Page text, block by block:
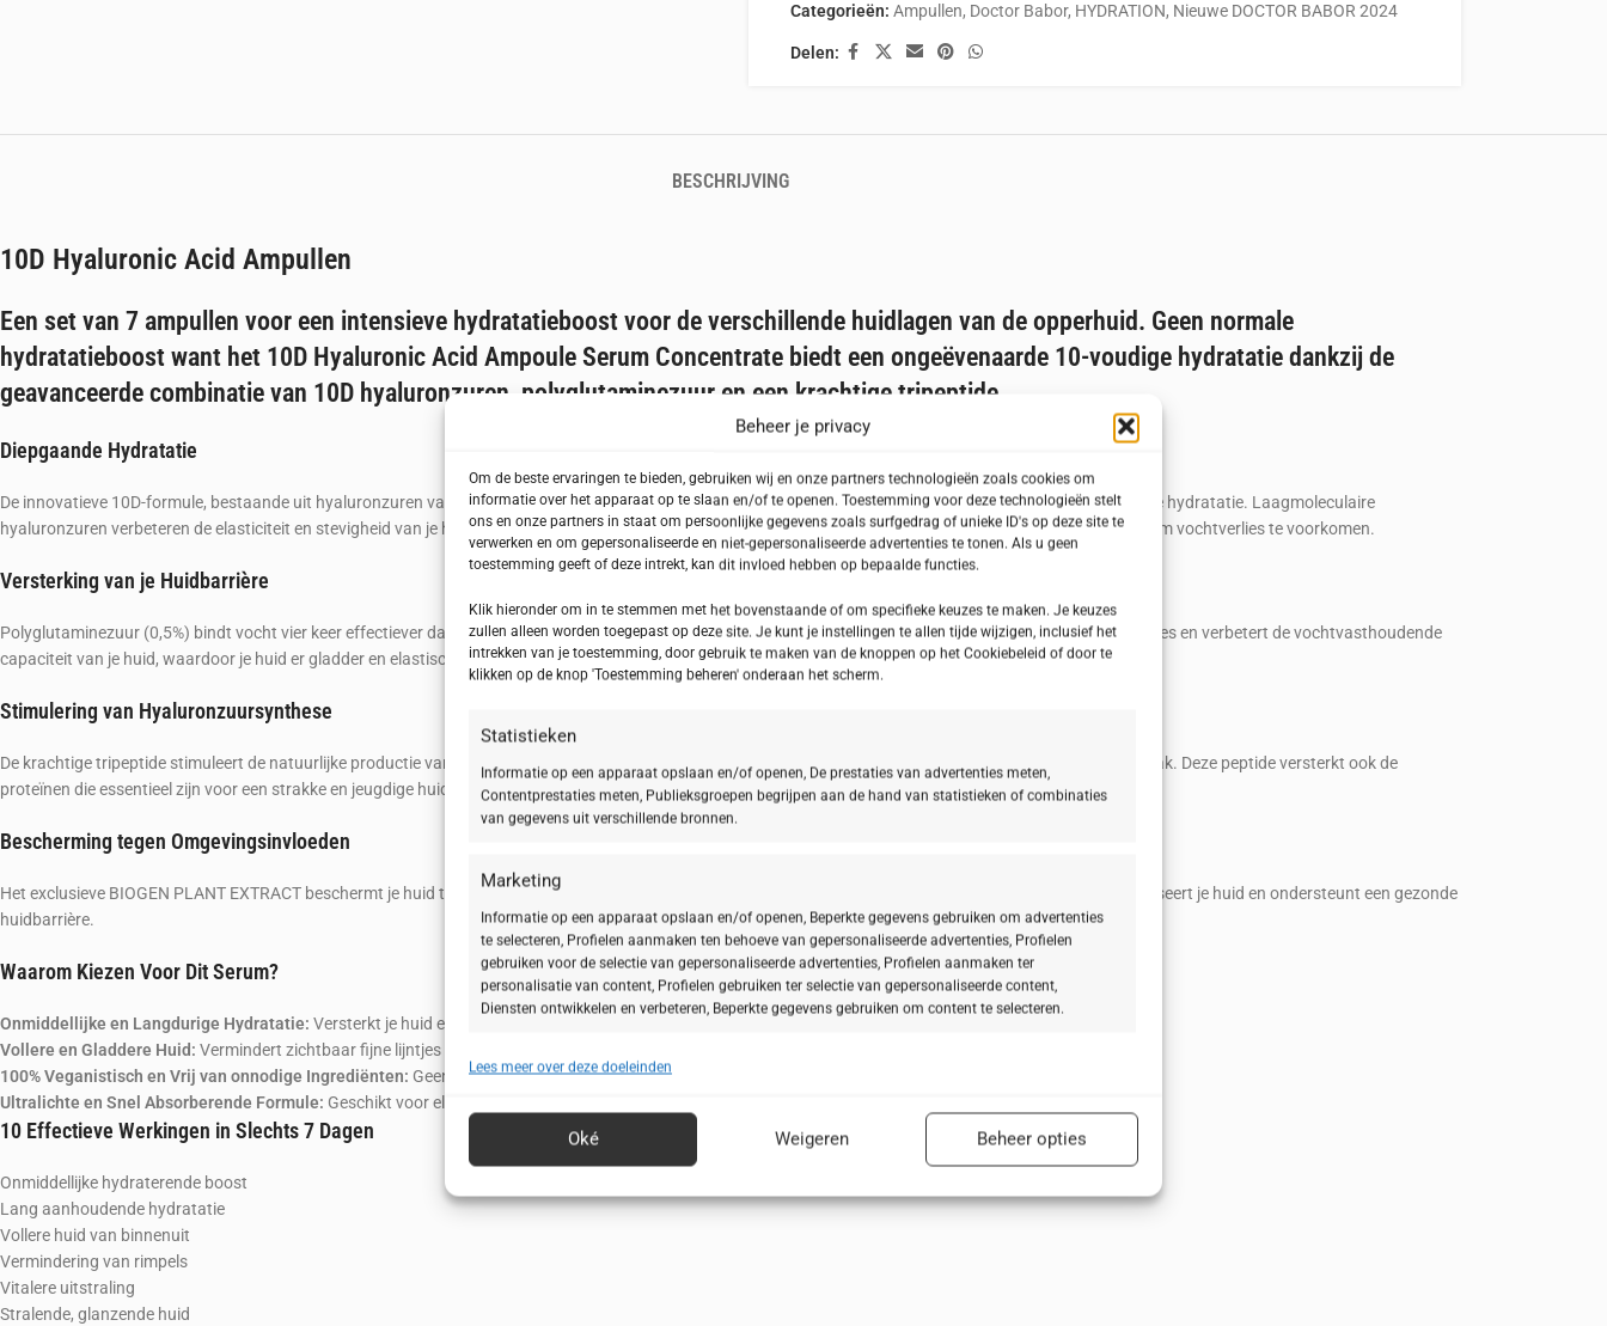
Beheer je privacy
Om de beste ervaringen te bieden, gebruiken wij en onze partners technologieën zoals cookies om
informatie over het apparaat op te slaan en/of te openen. Toestemming voor deze technologieën stelt
ons en onze partners in staat om persoonlijke gegevens zoals surfgedrag of unieke ID's op deze site te
verwerken en om gepersonaliseerde en niet-gepersonaliseerde advertenties te tonen. Als u geen
toestemming geeft of deze intrekt, kan dit invloed hebben op bepaalde functies.
Klik hieronder om in te stemmen met het bovenstaande of om specifieke keuzes te maken. Je keuzes
zullen alleen worden toegepast op deze site. Je kunt je instellingen te allen tijde wijzigen, inclusief het
intrekken van je toestemming, door gebruik te maken van de knoppen op het Cookiebeleid of door te
klikken op de knop 'Toestemming beheren' onderaan het scherm.
Statistieken
Informatie op een apparaat opslaan en/of openen, De prestaties van advertenties meten,
Contentprestaties meten, Publieksgroepen begrijpen aan de hand van statistieken of combinaties
van gegevens uit verschillende bronnen.
Marketing
Informatie op een apparaat opslaan en/of openen, Beperkte gegevens gebruiken om advertenties
te selecteren, Profielen aanmaken ten behoeve van gepersonaliseerde advertenties, Profielen
gebruiken voor de selectie van gepersonaliseerde advertenties, Profielen aanmaken ter
personalisatie van content, Profielen gebruiken ter selectie van gepersonaliseerde content,
Diensten ontwikkelen en verbeteren, Beperkte gegevens gebruiken om content te selecteren.
Toepassingen
Verschillende apparaten linken, Apparaten identificeren op basis van automatisch
Zorg dragen voor beveiliging, fraude voorkomen en detecteren en
Lees meer over deze doeleinden
Oké Weigeren Beheer opties
Categorieën: Ampullen, Doctor Babor, HYDRATION, Nieuwe DOCTOR BABOR 2024
Delen:
BESCHRIJVING
10D Hyaluronic Acid Ampullen
Een set van 7 ampullen voor een intensieve hydratatieboost voor de verschillende huidlagen van de opperhuid. Geen normale
hydratatieboost want het 10D Hyaluronic Acid Ampoule Serum Concentrate biedt een ongeëvenaarde 10-voudige hydratatie dankzij de
geavanceerde combinatie van 10D hyaluronzuren, polyglutaminezuur en een krachtige tripeptide.
Diepgaande Hydratatie
De innovatieve 10D-formule, bestaande uit hyaluronzuren van verschillende moleculaire lengtes, dringt diep door in de huidlagen voor een directe en langdurige hydratatie. Laagmoleculaire
hyaluronzuren verbeteren de elasticiteit en stevigheid van je huid, terwijl hoogmoleculaire hyaluronzuren een hydraterende film op het huidoppervlak vormen om vochtverlies te voorkomen.
Versterking van je Huidbarrière
Polyglutaminezuur (0,5%) bindt vocht vier keer effectiever dan hyaluronzuur en vormt een beschermende film op je huid. Dit ingrediënt minimaliseert vochtverlies en verbetert de vochtvasthoudende
capaciteit van je huid, waardoor je huid er gladder en elastischer uitziet.
Stimulering van Hyaluronzuursynthese
De krachtige tripeptide stimuleert de natuurlijke productie van hyaluronzuur en collageen in je huid, wat leidt tot een steviger en beter gedefinieerd huidoppervlak. Deze peptide versterkt ook de
proteïnen die essentieel zijn voor een strakke en jeugdige huid.
Bescherming tegen Omgevingsinvloeden
Het exclusieve BIOGEN PLANT EXTRACT beschermt je huid tegen vrije radicalen en oxidatieve stress. Dit extract, ontwikkeld uit acht krachtige planten, revitaliseert je huid en ondersteunt een gezonde
huidbarrière.
Waarom Kiezen Voor Dit Serum?
Onmiddellijke en Langdurige Hydratatie: Versterkt je huid en houdt vocht vast tot wel 24 uur.
Vollere en Gladdere Huid: Vermindert zichtbaar fijne lijntjes en rimpels.
100% Veganistisch en Vrij van onnodige Ingrediënten: Geen siliconen, parabenen, minerale oliën, PEG’s of microplastics.
Ultralichte en Snel Absorberende Formule: Geschikt voor elke huidverzorgingsroutine en elk huidtype.
10 Effectieve Werkingen in Slechts 7 Dagen
Onmiddellijke hydraterende boost
Lang aanhoudende hydratatie
Vollere huid van binnenuit
Vermindering van rimpels
Vitalere uitstraling
Stralende, glanzende huid